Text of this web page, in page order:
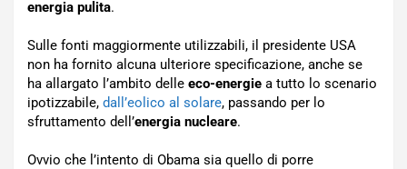
energia pulita.
Sulle fonti maggiormente utilizzabili, il presidente USA
non ha fornito alcuna ulteriore specificazione, anche se
ha allargato l’ambito delle eco-energie a tutto lo scenario
ipotizzabile, dall’eolico al solare, passando per lo
sfruttamento dell’energia nucleare.
Ovvio che l’intento di Obama sia quello di porre